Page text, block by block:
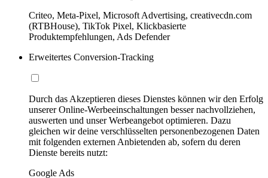
Criteo, Meta-Pixel, Microsoft Advertising, creativecdn.com
(RTBHouse), TikTok Pixel, Klickbasierte
Produktempfehlungen, Ads Defender
Erweitertes Conversion-Tracking
Durch das Akzeptieren dieses Dienstes können wir den Erfolg
unserer Online-Werbeeinschaltungen besser nachvollziehen,
auswerten und unser Werbeangebot optimieren. Dazu
gleichen wir deine verschlüsselten personenbezogenen Daten
mit folgenden externen Anbietenden ab, sofern du deren
Dienste bereits nutzt:
Google Ads